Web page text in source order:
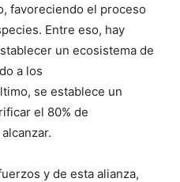
favoreciendo el proceso
Entre eso, hay
un ecosistema de
a los
se establece un
el 80% de
y de esta alianza,